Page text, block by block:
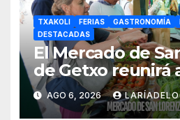
TXAKOLI FERIAS GASTRONOMÍA
DESTACADAS
El Mercado de
de Getxo reunirá
productores del
AGO 6, 2026